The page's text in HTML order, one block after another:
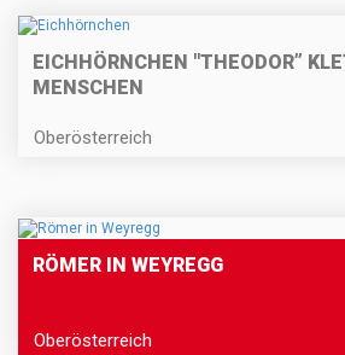
EICHHÖRNCHEN "THEODOR”
MENSCHEN
Oberösterreich
RÖMER IN WEYREGG
Oberösterreich